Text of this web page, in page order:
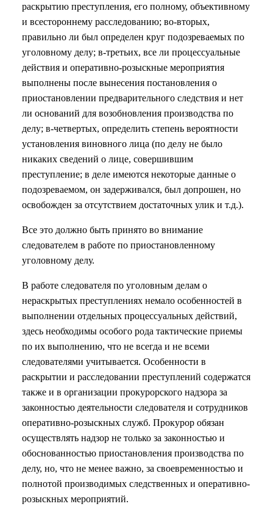
раскрытию преступления, его полному, объективному
и всестороннему расследованию; во-вторых,
правильно ли был определен круг подозреваемых по
уголовному делу; в-третьих, все ли процессуальные
действия и оперативно-розыскные мероприятия
выполнены после вынесения постановления о
приостановлении предварительного следствия и нет
ли оснований для возобновления производства по
делу; в-четвертых, определить степень вероятности
установления виновного лица (по делу не было
никаких сведений о лице, совершившим
преступление; в деле имеются некоторые данные о
подозреваемом, он задерживался, был допрошен, но
освобожден за отсутствием достаточных улик и т.д.).
Все это должно быть принято во внимание
следователем в работе по приостановленному
уголовному делу.
В работе следователя по уголовным делам о
нераскрытых преступлениях немало особенностей в
выполнении отдельных процессуальных действий,
здесь необходимы особого рода тактические приемы
по их выполнению, что не всегда и не всеми
следователями учитывается. Особенности в
раскрытии и расследовании преступлений содержатся
также и в организации прокурорского надзора за
законностью деятельности следователя и сотрудников
оперативно-розыскных служб. Прокурор обязан
осуществлять надзор не только за законностью и
обоснованностью приостановления производства по
делу, но, что не менее важно, за своевременностью и
полнотой производимых следственных и оперативно-
розыскных мероприятий.